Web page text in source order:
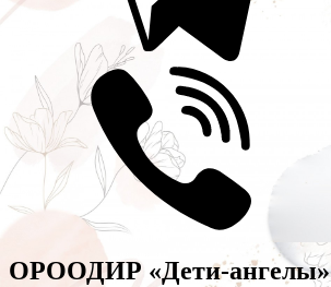
ОРООДИР «Дети-ангелы»